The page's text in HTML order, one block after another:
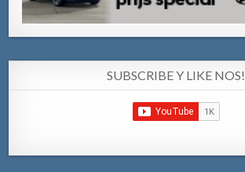
SUBSCRIBE Y LIKE NOS!